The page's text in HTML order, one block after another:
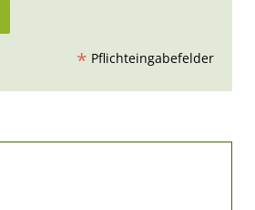
* Pflichteingabefelder